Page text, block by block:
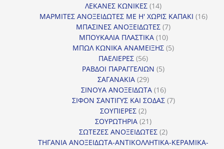
ΛΕΚΑΝΕΣ ΚΩΝΙΚΕΣ 1414
προϊόντα
ΜΑΡΜΙΤΕΣ ΑΝΟΞΕΙΔΩΤΕΣ ΜΕ Η' ΧΩΡΙΣ ΚΑΠΑΚΙ 1616
ΜΠΑΣΙΝΕΣ ΑΝΟΞΕΙΔΩΤΕΣ 77
ΜΠΟΥΚΑΛΙΑ ΠΛΑΣΤΙΚΑ 1010
προϊόντα
ΜΠΩΛ ΚΩΝΙΚΑ ΑΝΑΜΕΙΞΗΣ 55
ΠΑΕΛΙΕΡΕΣ 5656
προϊόντα
ΡΑΒΔΟΙ ΠΑΡΑΓΓΕΛΙΩΝ 55
ΣΑΓΑΝΑΚΙΑ 2929
προϊόντα
ΣΙΝΟΥΑ ΑΝΟΞΕΙΔΩΤΑ 1616
προϊόντα
ΣΙΦΟΝ ΣΑΝΤΙΓΥΣ ΚΑΙ ΣΟΔΑΣ 77
ΣΟΥΠΙΕΡΕΣ 22
προϊόντα
ΣΟΥΡΩΤΗΡΙΑ 2121
προϊόντα
ΣΩΤΕΖΕΣ ΑΝΟΞΕΙΔΩΤΕΣ 22
προϊόντα
ΤΗΓΑΝΙΑ ΑΝΟΞΕΙΔΩΤΑ-ΑΝΤΙΚΟΛΛΗΤΙΚΑ-ΚΕΡΑΜΙΚΑ-